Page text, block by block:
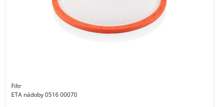
Filtr
ETA nádoby 0516 00070